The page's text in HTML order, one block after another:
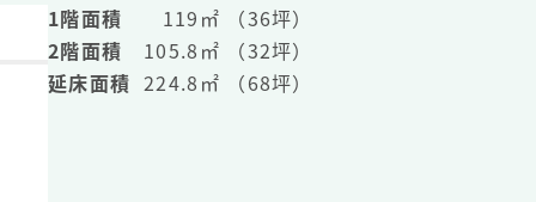
1階面積
119㎡ （36坪）
2階面積
105.8㎡ （32坪）
延床面積 224.8㎡ （68坪）